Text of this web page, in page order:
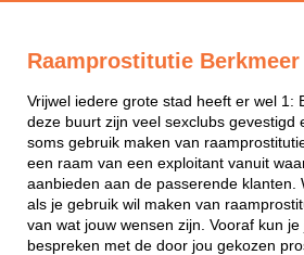
Raamprostitutie Berkmeer
Vrijwel iedere grote stad heeft er wel 1:
deze buurt zijn veel sexclubs gevestigd
soms gebruik maken van
een raam van een exploitant vanuit
aanbieden aan de passerende klanten.
als je gebruik wil maken van
van wat jouw wensen zijn. Vooraf kun je
bespreken met de door jou gekozen